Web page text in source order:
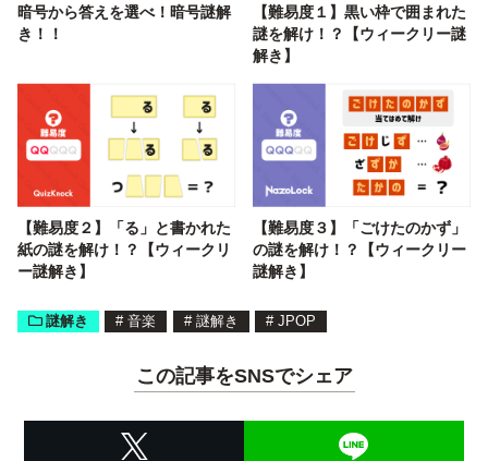
暗号から答えを選べ！暗号謎解
き！！
【難易度１】黒い枠で囲まれた
謎を解け！？【ウィークリー謎
解き】
【難易度２】「る」と書かれた
紙の謎を解け！？【ウィークリ
ー謎解き】
【難易度３】「ごけたのかず」
の謎を解け！？【ウィークリー
謎解き】
謎解き # 音楽 # 謎解き # JPOP
この記事をSNSでシェア